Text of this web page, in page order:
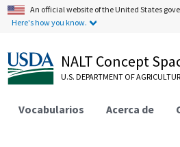
An official website of the United States
Here's how you know.
NALT Concept
U.S. DEPARTMENT OF
Vocabularios Acerca de